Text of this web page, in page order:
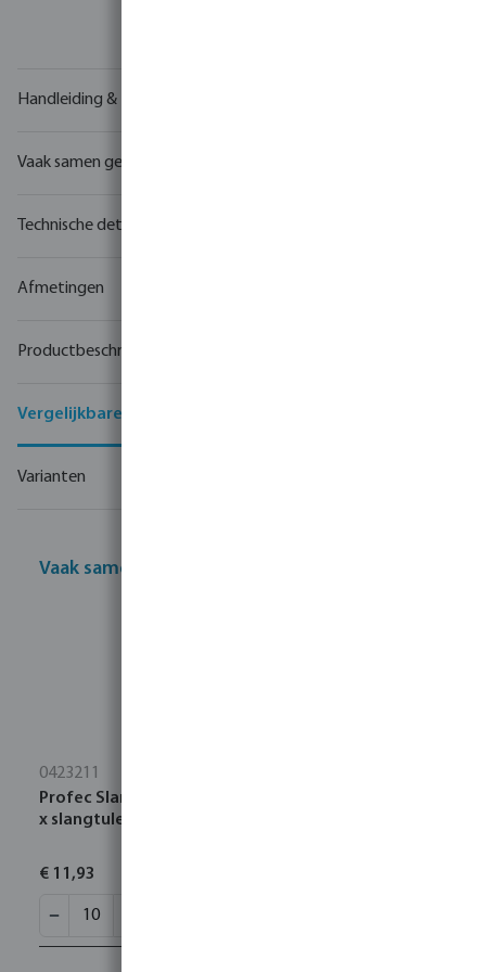
Handleiding & tekeningen
Vaak samen gekocht
Technische details
Afmetingen
Productbeschrijving
Vergelijkbare producten
Varianten
Vaak samen gekocht
0423211
Profec Slangtule messing 1/2" x 9 mm buitendraad
x slangtule 40bar type conisch dichtend
€ 11,93